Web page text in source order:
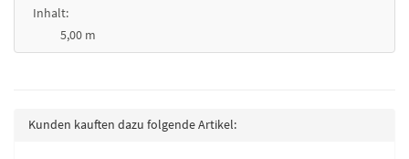
Inhalt:
5,00 m
Kunden kauften dazu folgende Artikel: